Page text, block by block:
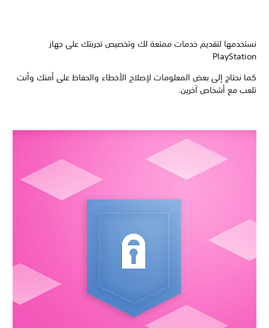
نستخدمها لتقديم خدمات ممتعة لك وتخصيص تجربتك على جهاز
PlayStation‏
كما نحتاج إلى بعض المعلومات لإصلاح الأخطاء والحفاظ على أمنك وأنت
تلعب مع أشخاص آخرين.